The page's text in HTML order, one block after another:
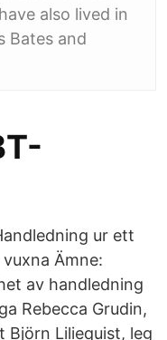
also lived in
Bates and
ur ett
Ämne:
av handledning
Rebecca Grudin,
Björn Liliequist, leg